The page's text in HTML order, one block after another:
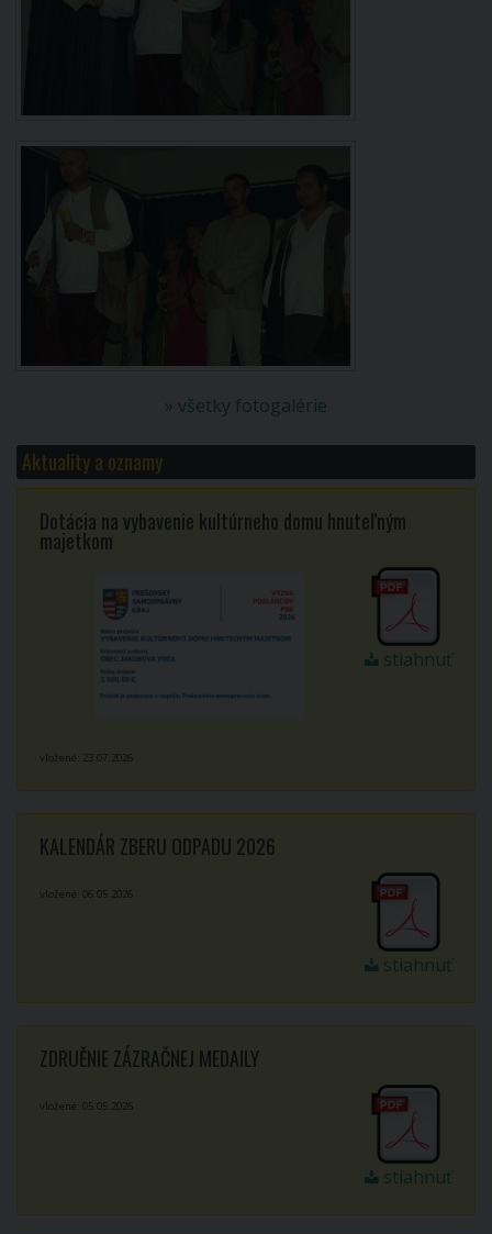
» všetky fotogalérie
Aktuality a oznamy
Dotácia na vybavenie kultúrneho domu hnuteľným
majetkom
stiahnuť
vložené: 23.07.2026
KALENDÁR ZBERU ODPADU 2026
stiahnuť
vložené: 06.05.2026
ZDRUĚNIE ZÁZRAČNEJ MEDAILY
stiahnuť
vložené: 05.05.2026